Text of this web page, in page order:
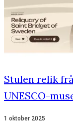
Stulen relik
UNESCO-
1 oktober 2025